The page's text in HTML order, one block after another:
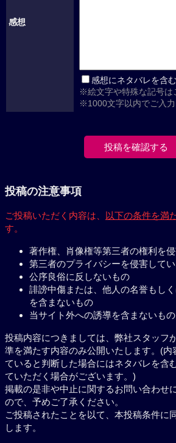
感想
感想にネタバレを含む
※絵文字や特殊な記号は
※1000文字以内でご入力
投稿の注意事項
ご投稿いただく内容は、 以下の条件を満
す。
著作権、肖像権等第三者の権利を
第三者のプライバシーを侵害して
公序良俗に反しないもの
誹謗中傷または、他人の名誉もし
を含まないもの
当サイト外への誘導を含まないもの
投稿内容につきましては、弊社スタッフ
準を満たす内容のみ公開いたします。(
ていると判断した場合にはネタバレを含
ていただく場合がございます。)
掲載の是非や中止に関するお問い合わせ
ので、予めご了承ください。
ご投稿されたことを以て、本投稿条件に
します。